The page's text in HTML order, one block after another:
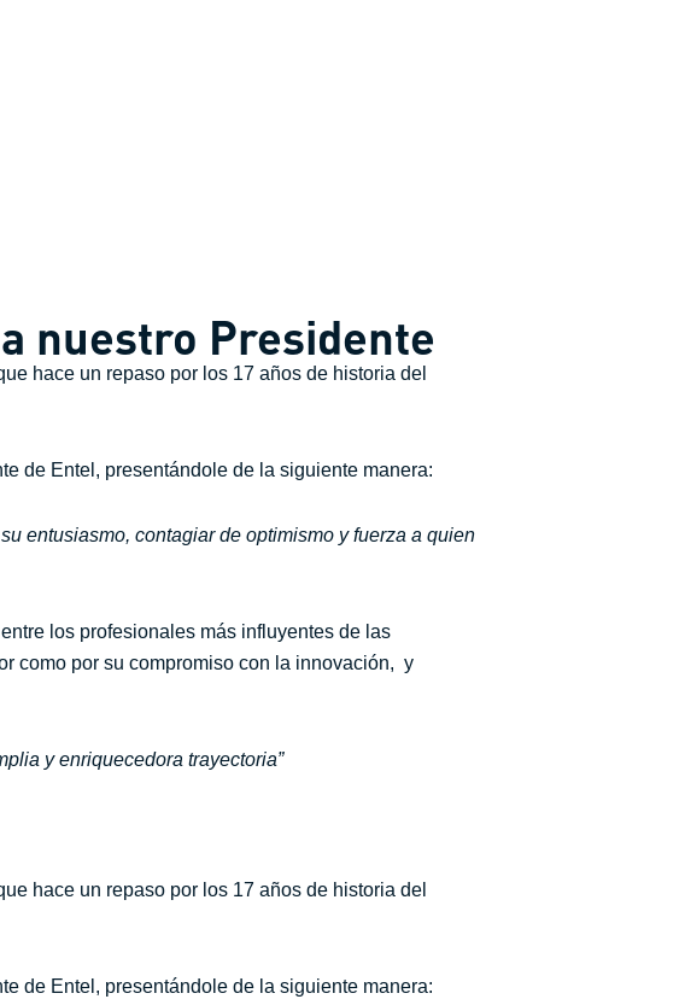
nuestro Presidente
hace un repaso por los 17 años de historia del
de Entel, presentándole de la siguiente manera:
entusiasmo, contagiar de optimismo y fuerza a quien
los profesionales más influyentes de las
como por su compromiso con la innovación, y
y enriquecedora trayectoria”
hace un repaso por los 17 años de historia del
de Entel, presentándole de la siguiente manera: